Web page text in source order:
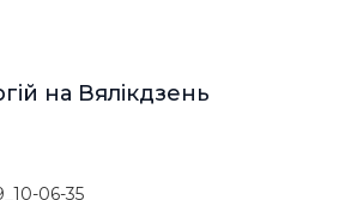
на Вялікдзень